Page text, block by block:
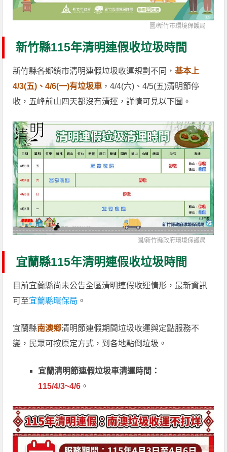
圖/新竹市環境保護局
新竹縣115年清明連假收垃圾時間
新竹縣各鄉鎮市清明連假垃圾收運規劃不同，基本上
4/3(五)、4/6(一)有垃圾車 ，4/4(六)、4/5(五)清明節停
收，五峰前山四天都沒有清運，詳情可見以下圖。
圖/新竹縣政府環境保護局
宜蘭縣115年清明連假收垃圾時間
目前宜蘭縣尚未公告全區清明連假收運情形，最新資訊
可至宜蘭縣環保局 。
宜蘭縣南澳鄉清明節連假期間垃圾收運與定點服務不
變，民眾可按原定方式，到各地點倒垃圾。
宜蘭清明節連假垃圾車清運時間：
115/4/3~4/6 。